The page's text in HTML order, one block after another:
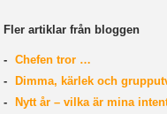
Fler artiklar från bloggen
Chefen tror …
Dimma, kärlek och
Nytt år – vilka är mina